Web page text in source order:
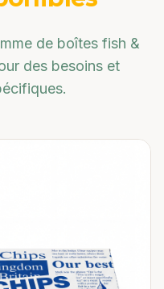
de boîtes fish &
des besoins et